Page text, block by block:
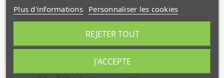
Produits similaires
Plus d'informations Personnaliser les cookies
REJETER TOUT
J'ACCEPTE